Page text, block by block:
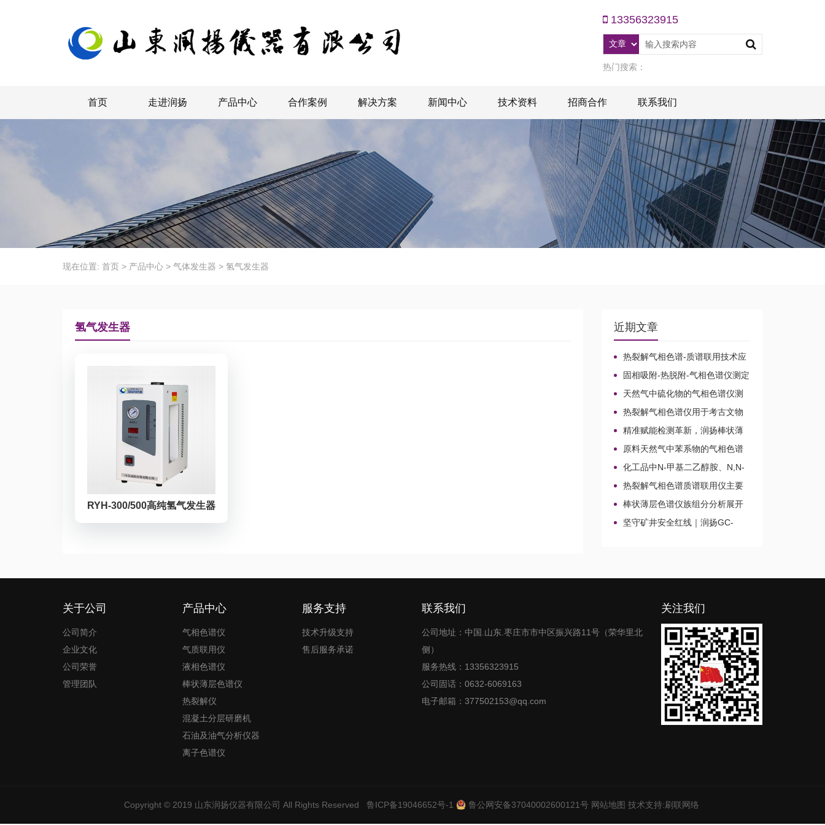
13356323915
热门搜索：
首页 走进润扬 产品中心 合作案例 解决方案 新闻中心 技术资料 招商合作 联系我们
现在位置: 首页 > 产品中心 > 气体发生器 > 氢气发生器
氢气发生器
RYH-300/500高纯氢气发生器
近期文章
热裂解气相色谱-质谱联用技术应
用于贝叶经木质纤维素的微生物降
解机理
固相吸附-热脱附-气相色谱仪测定
无组织排放空气中15种乙酸酯类化
合物的含量
天然气中硫化物的气相色谱仪测
定方法比较及分析方法新技术
热裂解气相色谱仪用于考古文物
鉴定和古建筑材料分析
精准赋能检测革新，润扬棒状薄
层色谱仪铸就国产分析新标杆
原料天然气中苯系物的气相色谱
仪分析路线
化工品中N-甲基二乙醇胺、N,N-
二甲基乙醇胺、N-乙基二乙醇胺和
三乙醇胺的气相色谱仪测定
热裂解气相色谱质谱联用仪主要
应用领域
棒状薄层色谱仪族组分分析展开
剂的选择
坚守矿井安全红线｜润扬GC-
关于公司
公司简介
企业文化
公司荣誉
管理团队
产品中心
气相色谱仪
气质联用仪
液相色谱仪
棒状薄层色谱仪
热裂解仪
混凝土分层研磨机
石油及油气分析仪器
离子色谱仪
服务支持
技术升级支持
售后服务承诺
联系我们
公司地址：中国.山东.枣庄市市中区振兴路11号（荣华里北
侧）
服务热线：13356323915
公司固话：0632-6069163
电子邮箱：377502153@qq.com
关注我们
Copyright © 2019 山东润扬仪器有限公司 All Rights Reserved 鲁ICP备19046652号-1 鲁公网安备37040002600121号 网站地图 技术支持:刷联网络